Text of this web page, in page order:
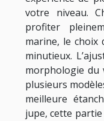
votre niveau.
profiter
marine, le choix
minutieux.
morphologie du
plusieurs
meilleure
jupe, cette